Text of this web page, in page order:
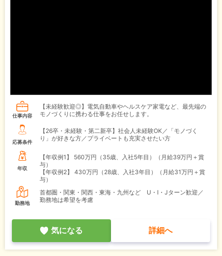
仕事内容
【未経験歓迎◎】電気自動車やヘルスケア家電など、最先端の
モノづくりに携わる仕事をお任せします。
応募条件
【26卒・未経験・第二新卒】社会人未経験OK／「モノづく
り」が好きな方／プライベートも充実させたい方
年収
【年収例1】
560万円（35歳、入社5年目）（月給39万円＋賞
与）
【年収例2】
430万円（28歳、入社3年目）（月給31万円＋賞
与）
勤務地
首都圏・関東・関西・東海・九州など U・I・Jターン歓迎／
勤務地は希望を考慮
気になる 詳細へ